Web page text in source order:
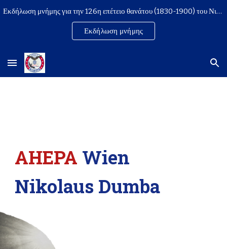
Εκδήλωση μνήμης για την 126η επέτειο θανάτου (1830-1900) του Νικολάου Δούμπα | 21 Μαρτίου 2026, 18:00
Εκδήλωση μνήμης
AHEPA Wien
Nikolaus Dumba